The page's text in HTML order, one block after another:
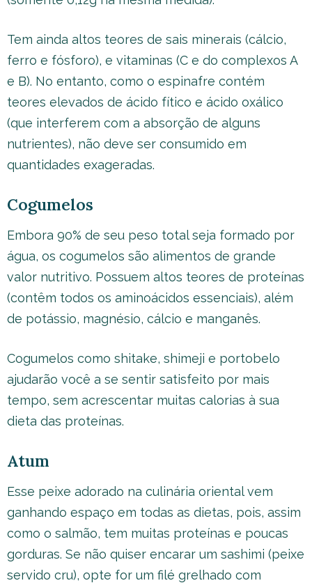
Tem ainda altos teores de sais minerais (cálcio,
ferro e fósforo), e vitaminas (C e do complexos A
e B). No entanto, como o espinafre contém
teores elevados de ácido fítico e ácido oxálico
(que interferem com a absorção de alguns
nutrientes), não deve ser consumido em
quantidades exageradas.
Cogumelos
Embora 90% de seu peso total seja formado por
água, os cogumelos são alimentos de grande
valor nutritivo. Possuem altos teores de proteínas
(contêm todos os aminoácidos essenciais), além
de potássio, magnésio, cálcio e manganês.
Cogumelos como shitake, shimeji e portobelo
ajudarão você a se sentir satisfeito por mais
tempo, sem acrescentar muitas calorias à sua
dieta das proteínas.
Atum
Esse peixe adorado na culinária oriental vem
ganhando espaço em todas as dietas, pois, assim
como o salmão, tem muitas proteínas e poucas
gorduras. Se não quiser encarar um sashimi (peixe
servido cru), opte for um filé grelhado com